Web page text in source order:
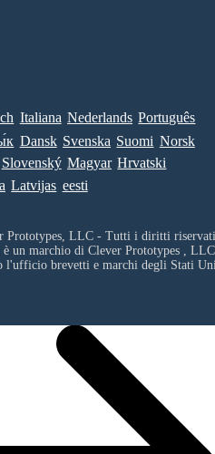
Italiana Nederlands Português
Dansk Svenska Suomi Norsk
Slovenský Magyar Hrvatski
Latvijas eesti
Prototypes, LLC - Tutti i diritti
un marchio di Clever Prototypes , LLC
l'ufficio brevetti e marchi degli Stati